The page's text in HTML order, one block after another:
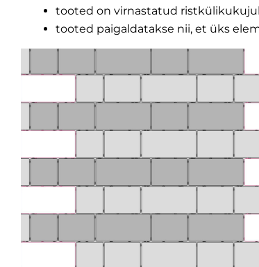
tooted on virnastatud
tooted paigaldatakse nii, et üks